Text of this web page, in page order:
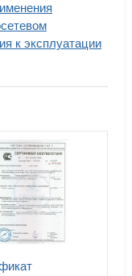
к эксплуатации